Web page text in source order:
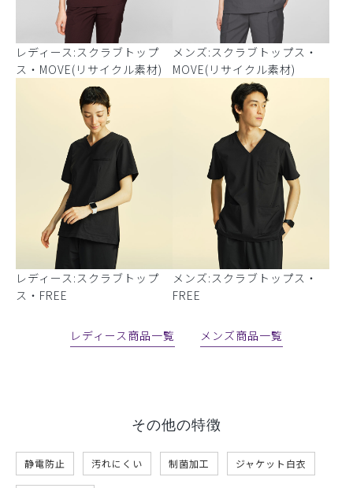
レディース:スクラブトップ
ス・MOVE(リサイクル素材)
メンズ:スクラブトップス・
MOVE(リサイクル素材)
レディース:スクラブトップ
ス・FREE
メンズ:スクラブトップス・
FREE
レディース商品一覧 メンズ商品一覧
その他の特徴
静電防止 汚れにくい 制菌加工 ジャケット白衣